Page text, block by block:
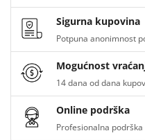
Sigurna kupovina
Potpuna anonimnost
Mogućnost
14 dana od dana
Online podrška
Profesionalna